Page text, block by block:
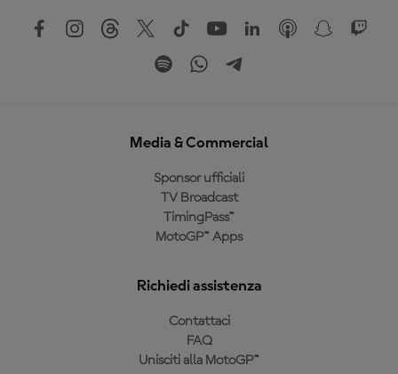
Media & Commercial
Sponsor ufficiali
TV Broadcast
TimingPass™
MotoGP™ Apps
Richiedi assistenza
Contattaci
FAQ
Unisciti alla MotoGP™